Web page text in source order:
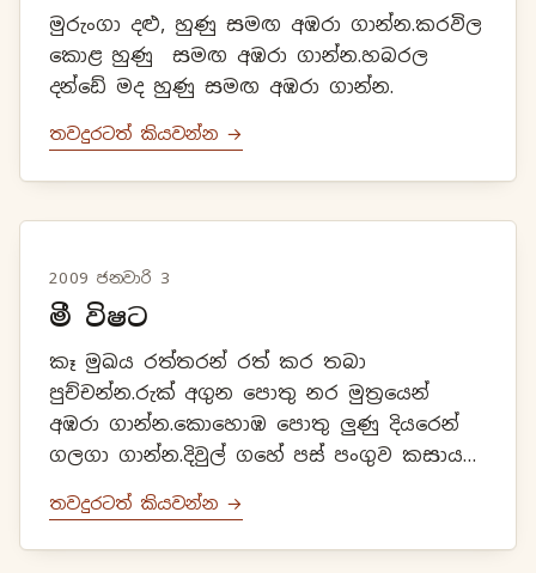
මුරුංගා දළු, හුණු සමඟ අඹරා ගාන්න.කරවිල
කොළ හුණු සමඟ අඹරා ගාන්න.හබරල
දන්ඩේ මද හුණු සමඟ අඹරා ගාන්න.
තවදුරටත් කියවන්න →
2009 ජනවාරි 3
මී විෂට
කෑ මුඛය රත්තරන් රත් කර තබා
පුච්චන්න.රුක් අගුන පොතු නර මුත්‍රයෙන්
අඹරා ගාන්න.කොහොඹ පොතු ලුණු දියරෙන්
ගලගා ගාන්න.දිවුල් ගහේ පස් පංගුව කසාය
බොන්න.]
තවදුරටත් කියවන්න →